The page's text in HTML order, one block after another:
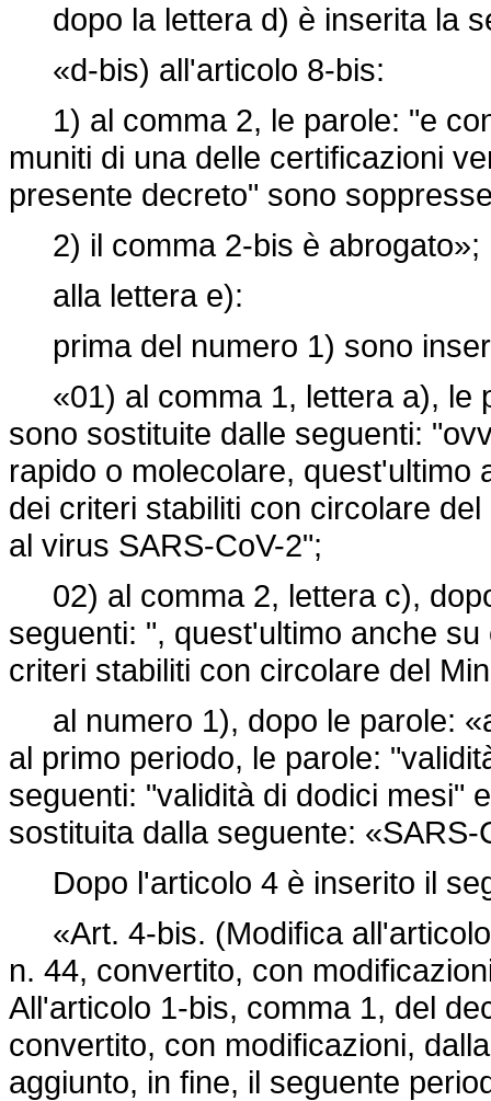
dopo la lettera d) è inserita la
«d-bis) all'articolo 8-bis:
1) al comma 2, le parole: "e
muniti di una delle certificazioni
presente decreto" sono
2) il comma 2-bis è abrogato»;
alla lettera e):
prima del numero 1) sono
«01) al comma 1, lettera a), le
sono sostituite dalle seguenti:
rapido o molecolare,
dei criteri stabiliti con circolare
al virus SARS-CoV-2";
02) al comma 2, lettera c),
seguenti: ", quest'ultimo anche
criteri stabiliti con circolare del
al numero 1), dopo le parole:
al primo periodo, le parole:
seguenti: "validità di dodici mesi"
sostituita dalla seguente: «SARS-
Dopo l'articolo 4 è inserito il
«Art. 4-bis. (Modifica
n. 44, convertito, con
All'articolo 1-bis, comma 1, del
convertito, con modificazioni,
aggiunto, in fine, il seguente